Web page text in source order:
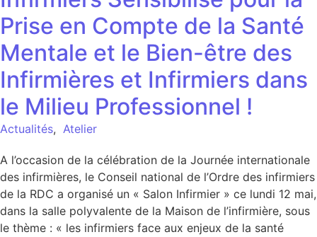
Prise en Compte de la Santé
Mentale et le Bien-être des
Infirmières et Infirmiers dans
le Milieu Professionnel !
Actualités, Atelier
A l’occasion de la célébration de la Journée internationale
des infirmières, le Conseil national de l’Ordre des infirmiers
de la RDC a organisé un « Salon Infirmier » ce lundi 12 mai,
dans la salle polyvalente de la Maison de l’infirmière, sous
le thème : « les infirmiers face aux enjeux de la santé